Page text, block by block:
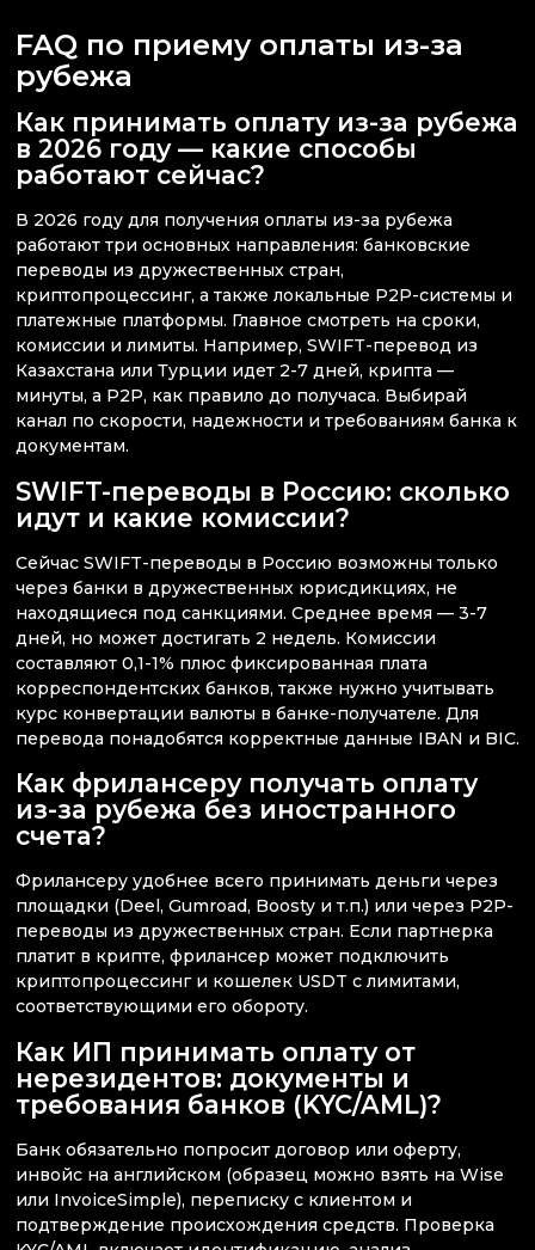
FAQ по приему оплаты из-за
рубежа
Как принимать оплату из-за рубежа
в 2026 году — какие способы
работают сейчас?
В 2026 году для получения оплаты из-за рубежа
работают три основных направления: банковские
переводы из дружественных стран,
криптопроцессинг, а также локальные P2P-системы и
платежные платформы. Главное смотреть на сроки,
комиссии и лимиты. Например, SWIFT-перевод из
Казахстана или Турции идет 2-7 дней, крипта —
минуты, а P2P, как правило до получаса. Выбирай
канал по скорости, надежности и требованиям банка к
документам.
SWIFT-переводы в Россию: сколько
идут и какие комиссии?
Сейчас SWIFT-переводы в Россию возможны только
через банки в дружественных юрисдикциях, не
находящиеся под санкциями. Среднее время — 3-7
дней, но может достигать 2 недель. Комиссии
составляют 0,1-1% плюс фиксированная плата
корреспондентских банков, также нужно учитывать
курс конвертации валюты в банке-получателе. Для
перевода понадобятся корректные данные IBAN и BIC.
Как фрилансеру получать оплату
из-за рубежа без иностранного
счета?
Фрилансеру удобнее всего принимать деньги через
площадки (Deel, Gumroad, Boosty и т.п.) или через P2P-
переводы из дружественных стран. Если партнерка
платит в крипте, фрилансер может подключить
криптопроцессинг и кошелек USDT с лимитами,
соответствующими его обороту.
Как ИП принимать оплату от
нерезидентов: документы и
требования банков (KYC/AML)?
Банк обязательно попросит договор или оферту,
инвойс на английском (образец можно взять на Wise
или InvoiceSimple), переписку с клиентом и
подтверждение происхождения средств. Проверка